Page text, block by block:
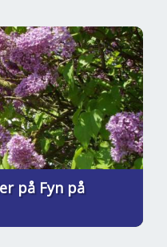
på Fyn på